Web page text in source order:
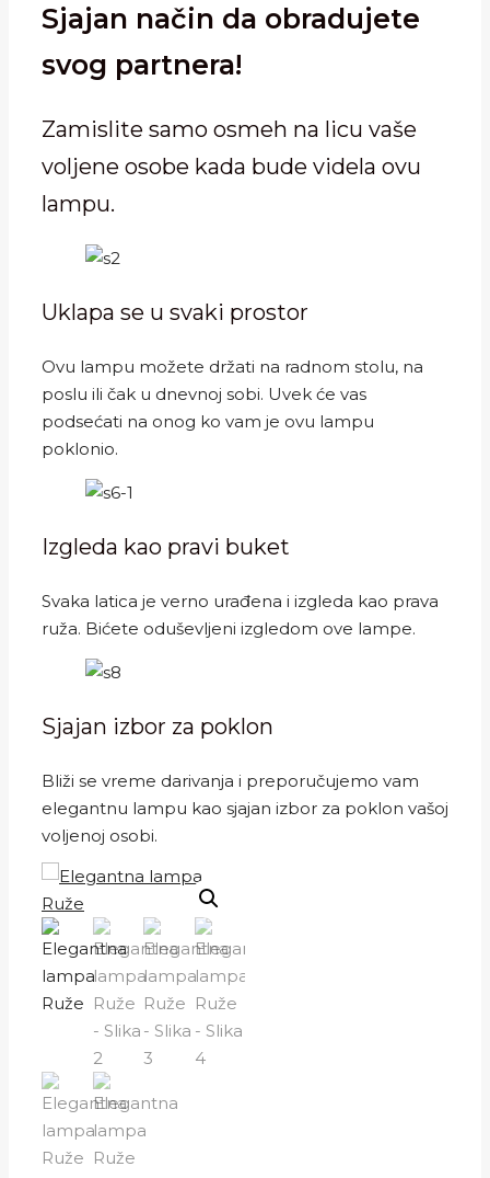
Sjajan način da obradujete
svog partnera!
Zamislite samo osmeh na licu vaše
voljene osobe kada bude videla ovu
lampu.
Uklapa se u svaki prostor
Ovu lampu možete držati na radnom stolu, na
poslu ili čak u dnevnoj sobi. Uvek će vas
podsećati na onog ko vam je ovu lampu
poklonio.
Izgleda kao pravi buket
Svaka latica je verno urađena i izgleda kao prava
ruža. Bićete oduševljeni izgledom ove lampe.
Sjajan izbor za poklon
Bliži se vreme darivanja i preporučujemo vam
elegantnu lampu kao sjajan izbor za poklon vašoj
voljenoj osobi.